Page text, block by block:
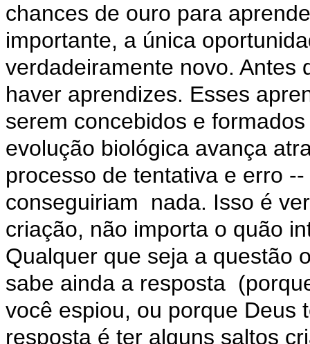
chances de ouro para
importante, a única
verdadeiramente novo. Antes
haver aprendizes. Esses
serem concebidos e
evolução biológica avança
processo de tentativa e erro
conseguiriam nada. Isso é
criação, não importa o quão
Qualquer que seja a questão
sabe ainda a resposta
você espiou, ou porque Deus
resposta é ter alguns saltos